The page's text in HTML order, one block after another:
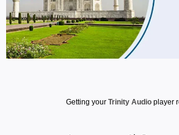
Getting yourTrinity Audio player